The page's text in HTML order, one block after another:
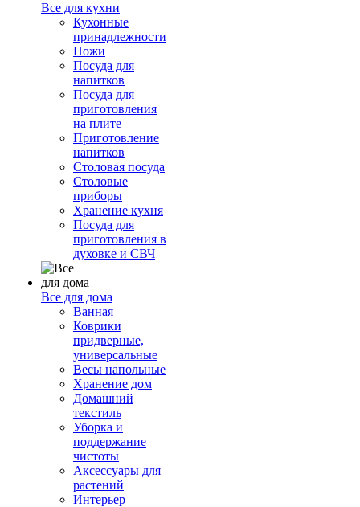
Все для кухни
Кухонные
принадлежности
Ножи
Посуда для
напитков
Посуда для
приготовления
на плите
Приготовление
напитков
Столовая посуда
Столовые
приборы
Хранение кухня
Посуда для
приготовления в
духовке и СВЧ
Все для дома
Ванная
Коврики
придверные,
универсальные
Весы напольные
Хранение дом
Домашний
текстиль
Уборка и
поддержание
чистоты
Аксессуары для
растений
Интерьер